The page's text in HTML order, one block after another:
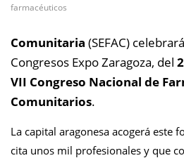
farmacéuticos
Comunitaria (SEFAC)
Congresos Expo Zaragoza, del
VII Congreso Nacional de
Comunitarios.
La capital aragonesa acogerá este
cita unos mil profesionales y que